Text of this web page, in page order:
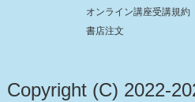
オンライン講座受講規約
書店注文
Copyright (C) 2022-